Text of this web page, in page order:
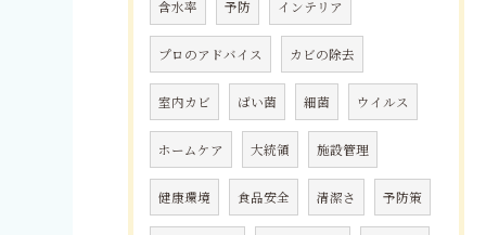
含水率 予防 インテリア
プロのアドバイス カビの除去
室内カビ ばい菌 細菌 ウイルス
ホームケア 大統領 施設管理
健康環境 食品安全 清潔さ 予防策